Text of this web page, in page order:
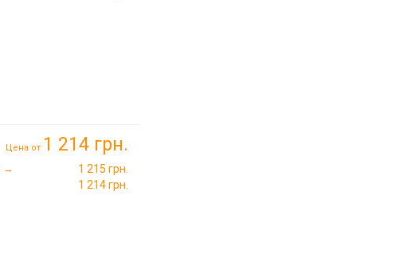
Цена от 1 214 грн.
→ 1 215 грн.
1 214 грн.